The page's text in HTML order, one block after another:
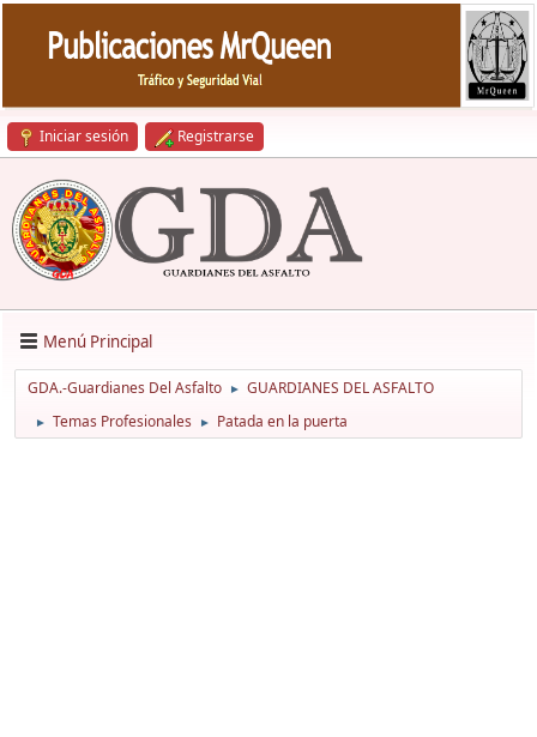
Iniciar sesión Registrarse
Menú Principal
GDA.-Guardianes Del Asfalto ► GUARDIANES DEL ASFALTO
► Temas Profesionales ► Patada en la puerta